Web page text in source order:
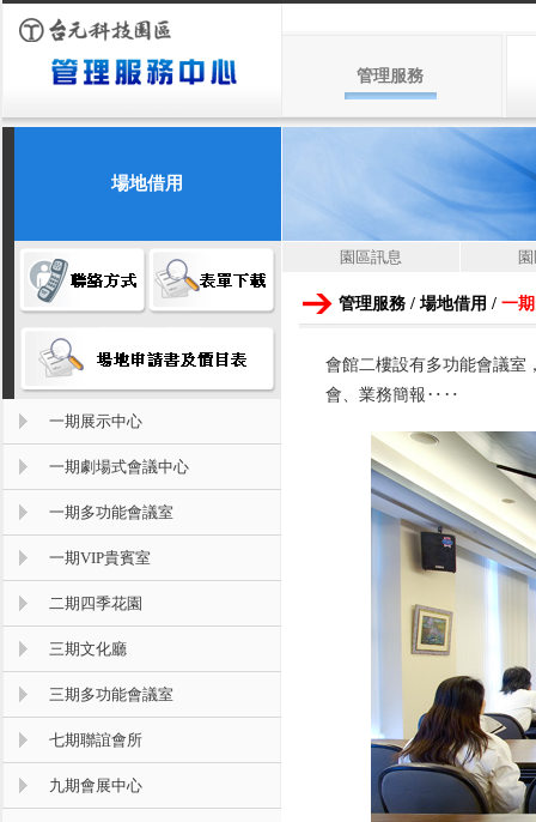
管理服務
場地借用
一期展示中心
一期劇場式會議中心
一期多功能會議室
一期VIP貴賓室
二期四季花園
三期文化廳
三期多功能會議室
七期聯誼會所
九期會展中心
園區訊息
管理服務 / 場地借用 / 一
會館二樓設有多功能會議室
會、業務簡報‥‥